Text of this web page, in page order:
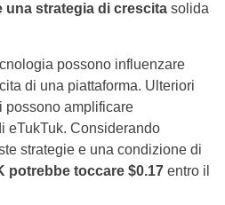
una strategia di crescita solida
possono influenzare
di una piattaforma. Ulteriori
possono amplificare
eTukTuk. Considerando
strategie e una condizione di
potrebbe toccare $0.17 entro il